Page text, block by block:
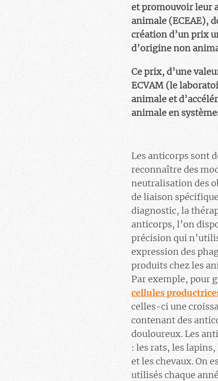
et promouvoir leur
animale (ECEAE),
création d’un prix
d’origine non
Ceprix, d’une
ECVAM (le
animale et
animale en
Les anticorps sont
reconnaître des
neutralisation des
de liaison
diagnostic, la
anticorps, l’on
précision qui
expression des
produits chez les
Par exemple, pour
cellules
celles-ci une
contenant des
douloureux. Les
: les rats, les
et les chevaux. On
utilisés chaque